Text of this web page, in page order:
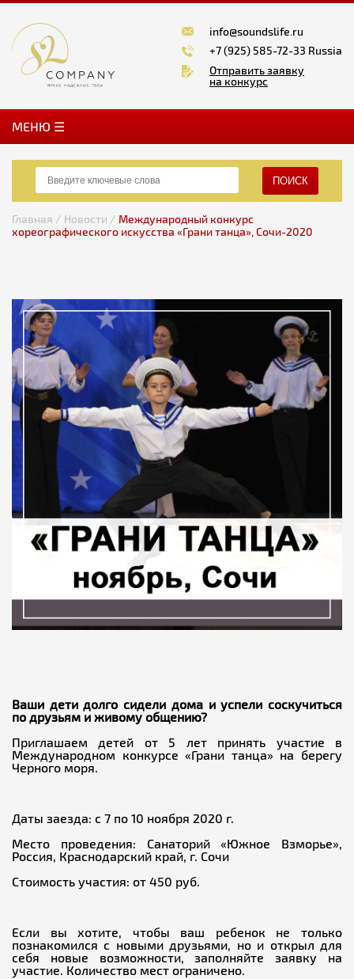
info@soundslife.ru
+7 (925) 585-72-33 Russia
Отправить заявку
на конкурс
MЕНЮ ☰
ПОИСК
Главная / Новости / Международный конкурс
хореографического искусства «Грани танца», Сочи-2020
Ваши дети долго сидели дома и успели соскучиться
по друзьям и живому общению?
Приглашаем детей от 5 лет принять участие в
Международном конкурсе «Грани танца» на берегу
Черного моря.
Даты заезда: с 7 по 10 ноября 2020 г.
Место проведения: Санаторий «Южное Взморье»,
Россия, Краснодарский край, г. Сочи
Стоимость участия: от 450 руб.
Если вы хотите, чтобы ваш ребенок не только
познакомился с новыми друзьями, но и открыл для
себя новые возможности, заполняйте заявку на
участие. Количество мест ограничено.